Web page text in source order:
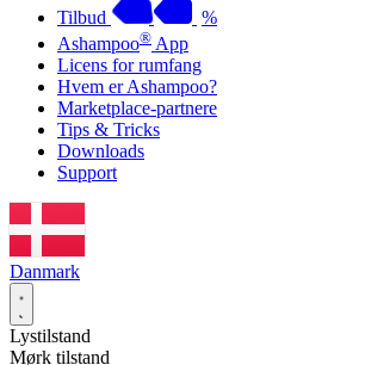
Tilbud
%
Ashampoo® App
Licens for rumfang
Hvem er Ashampoo?
Marketplace-partnere
Tips & Tricks
Downloads
Support
Danmark
Lystilstand
Mørk tilstand